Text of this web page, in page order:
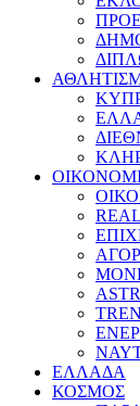
ΕΛΛΑΔΑ
ΚΟΣΜΟΣ